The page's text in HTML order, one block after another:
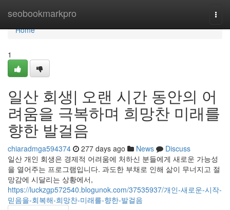
seobookmarkpro
Home
Home
1
일산 회생| 오랜 시간 동안의 어
려움을 극복하며 희망찬 미래를
향한 발걸음
chiaradmga594374 277 days ago News
Discuss
일산 개인 회생은 경제적 어려움에 처하신 분들에게 새로운 가능성
을 열어주는 프로그램입니다. 과도한 부채로 인해 삶이 무너지고 절
망감에 시달리는 상황에서,
https://luckzgp572540.blogunok.com/37535937/개인-새로운-시작-
믿음을-회복해-희망찬-미래를-향한-발걸음